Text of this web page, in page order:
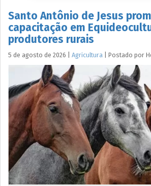
Santo Antônio de Jesus
capacitação em
produtores rurais
5 de agosto de 2026 Agricultura Postado por